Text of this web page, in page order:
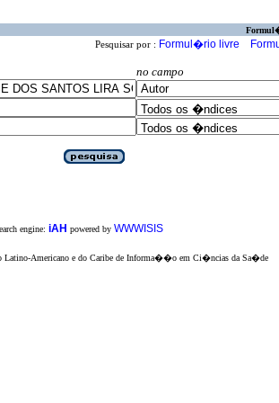
Pesquisar por : Formul�rio livre
no campo
engine: iAH powered by WWWISIS
Latino-Americano e do Caribe de Informa��o em Ci�ncias da Sa�de